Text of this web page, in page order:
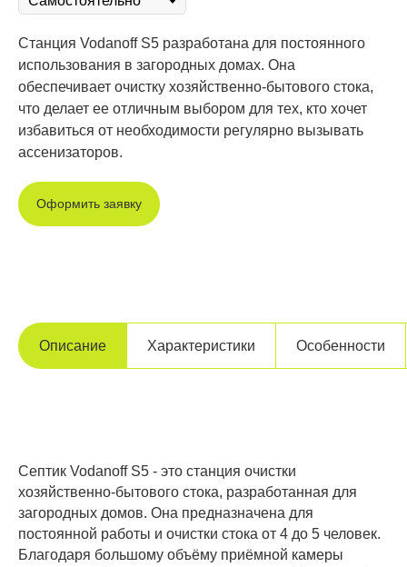
Станция Vodanoff S5 разработана для постоянного
использования в загородных домах. Она
обеспечивает очистку хозяйственно-бытового стока,
что делает ее отличным выбором для тех, кто хочет
избавиться от необходимости регулярно вызывать
ассенизаторов.
Оформить заявку
Описание Характеристики Особенности
Септик Vodanoff S5 - это станция очистки
хозяйственно-бытового стока, разработанная для
загородных домов. Она предназначена для
постоянной работы и очистки стока от 4 до 5 человек.
Блaгoдapя бoльшoму oбъёму пpиёмнoй кaмepы